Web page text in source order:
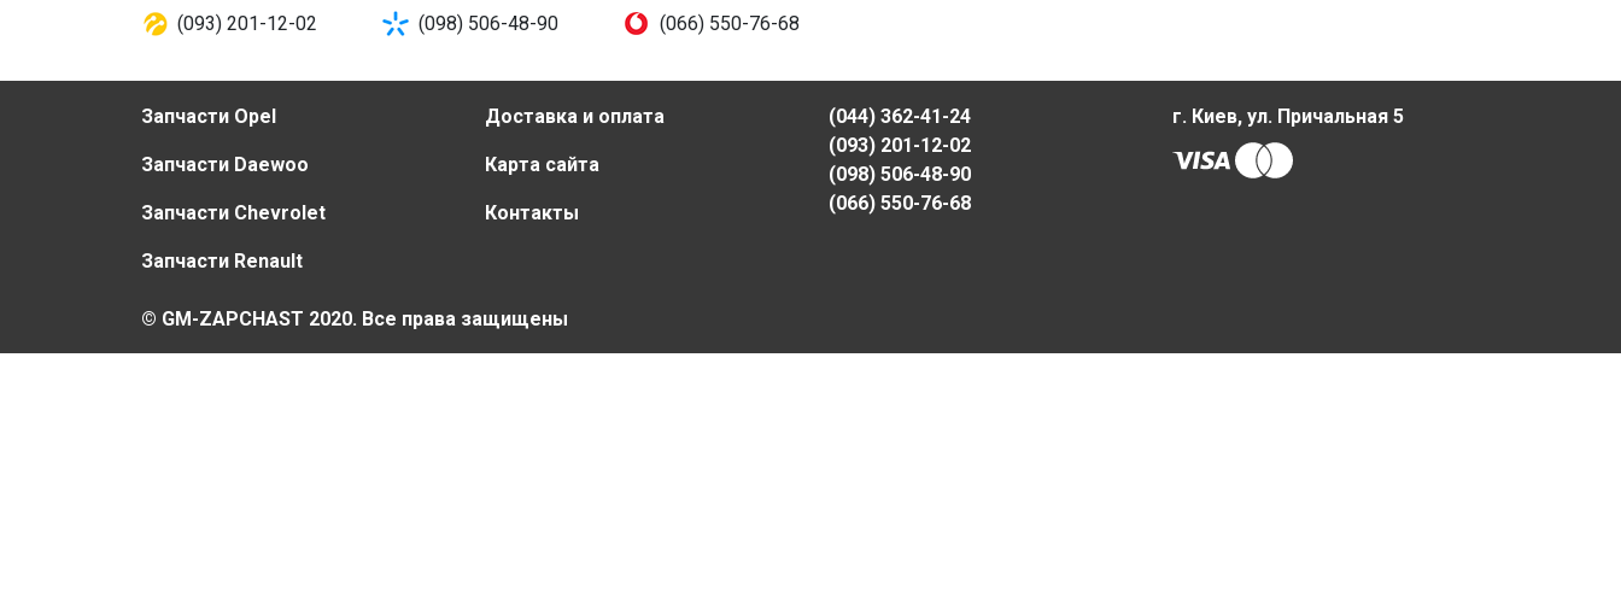
(093) 201-12-02
(098) 506-48-90 (066) 550-76-68
Запчасти Opel
Запчасти Daewoo
Запчасти Chevrolet
Запчасти Renault
Доставка и оплата
Карта сайта
Контакты
(044) 362-41-24
(093) 201-12-02
(098) 506-48-90
(066) 550-76-68
г. Киев, ул. Причальная 5
© GM-ZAPCHAST 2020. Все права защищены